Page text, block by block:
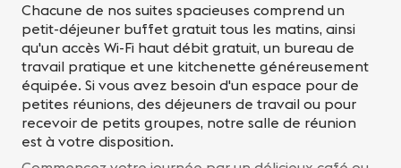
Chacune de nos suites spacieuses comprend un
petit-déjeuner buffet gratuit tous les matins, ainsi
qu'un accès Wi-Fi haut débit gratuit, un bureau de
travail pratique et une kitchenette généreusement
équipée. Si vous avez besoin d'un espace pour de
petites réunions, des déjeuners de travail ou pour
recevoir de petits groupes, notre salle de réunion
est à votre disposition.